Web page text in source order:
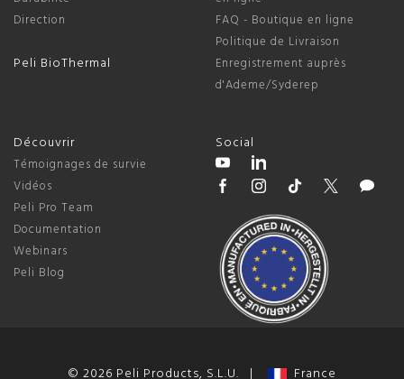
Direction
Peli BioThermal
FAQ - Boutique en ligne
Politique de Livraison
Enregistrement auprès
d'Ademe/Syderep
Découvrir
Témoignages de survie
Vidéos
Peli Pro Team
Documentation
Webinars
Peli Blog
Social
© 2026 Peli Products, S.L.U. | France